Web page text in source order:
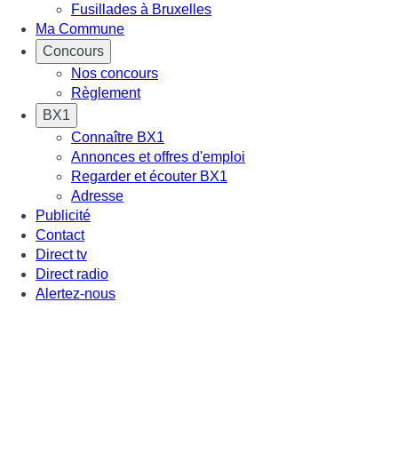
Fusillades à Bruxelles
Ma Commune
Concours
Nos concours
Règlement
BX1
Connaître BX1
Annonces et offres d'emploi
Regarder et écouter BX1
Adresse
Publicité
Contact
Direct tv
Direct radio
Alertez-nous